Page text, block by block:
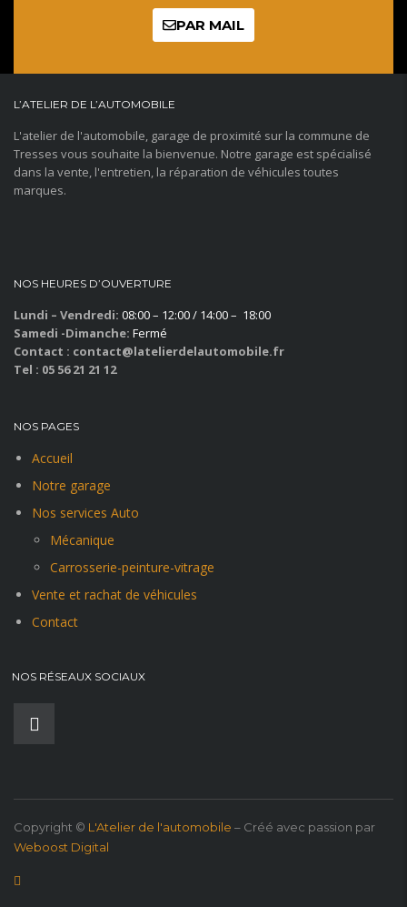
PAR MAIL
L’ATELIER DE L’AUTOMOBILE
L'atelier de l'automobile, garage de proximité sur la commune de
Tresses vous souhaite la bienvenue. Notre garage est spécialisé
dans la vente, l'entretien, la réparation de véhicules toutes
marques.
NOS HEURES D’OUVERTURE
Lundi – Vendredi: 08:00 – 12:00 / 14:00 – 18:00
Samedi -Dimanche: Fermé
Contact : contact@latelierdelautomobile.fr
Tel : 05 56 21 21 12
NOS PAGES
Accueil
Notre garage
Nos services Auto
Mécanique
Carrosserie-peinture-vitrage
Vente et rachat de véhicules
Contact
NOS RÉSEAUX SOCIAUX
Copyright © L'Atelier de l'automobile – Créé avec passion par
Weboost Digital